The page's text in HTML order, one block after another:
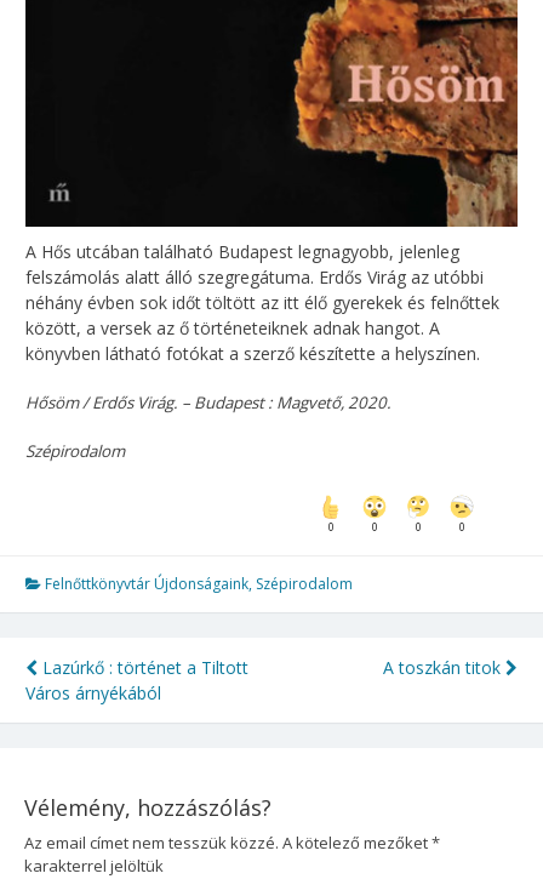
A Hős utcában található Budapest legnagyobb, jelenleg
felszámolás alatt álló szegregátuma. Erdős Virág az utóbbi
néhány évben sok időt töltött az itt élő gyerekek és felnőttek
között, a versek az ő történeteiknek adnak hangot. A
könyvben látható fotókat a szerző készítette a helyszínen.
Hősöm / Erdős Virág. – Budapest : Magvető, 2020.
Szépirodalom
0 0 0 0
Felnőttkönyvtár Újdonságaink, Szépirodalom
Bejegyzés
navigáció
Lazúrkő : történet a Tiltott
Város árnyékából
A toszkán titok
Vélemény, hozzászólás?
Az email címet nem tesszük közzé. A kötelező mezőket*
karakterrel jelöltük